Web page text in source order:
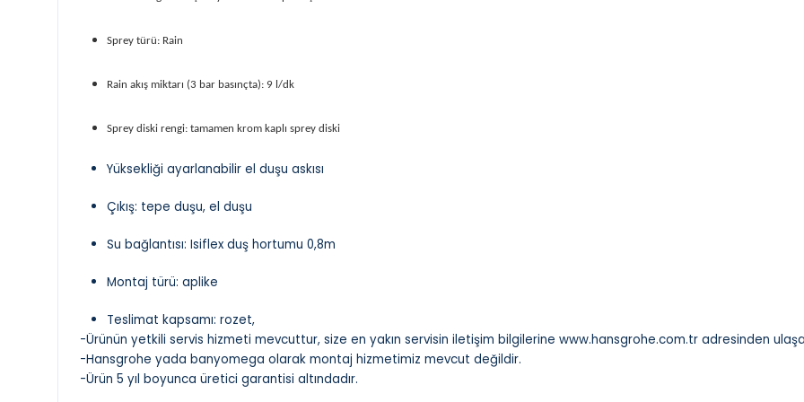
Sprey türü: Rain
Rain akış miktarı (3 bar basınçta): 9 l/dk
Sprey diski rengi: tamamen krom kaplı sprey diski
Yüksekliği ayarlanabilir el duşu askısı
Çıkış: tepe duşu, el duşu
Su bağlantısı: Isiflex duş hortumu 0,8m
Montaj türü: aplike
Teslimat kapsamı: rozet,
-Ürünün yetkili servis hizmeti mevcuttur, size en yakın servisin iletişim bilgilerine www.hansgrohe.com.tr adresinden
-Hansgrohe yada banyomega olarak montaj hizmetimiz mevcut değildir.
-Ürün 5 yıl boyunca üretici garantisi altındadır.